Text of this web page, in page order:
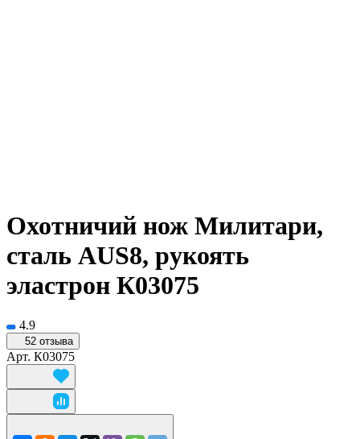
Охотничий нож Милитари,
сталь AUS8, рукоять
эластрон К03075
4.9
52 отзыва
Арт. К03075